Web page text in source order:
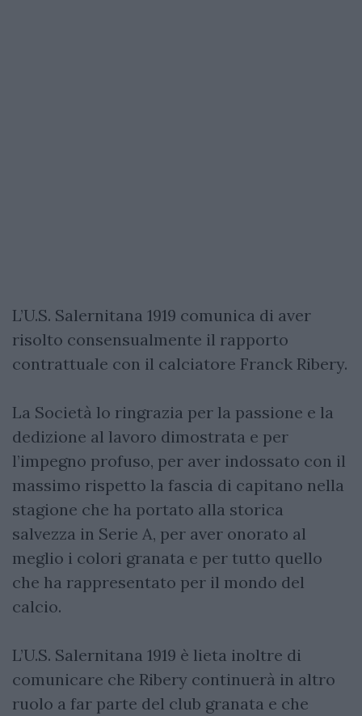
L’U.S. Salernitana 1919 comunica di aver
risolto consensualmente il rapporto
contrattuale con il calciatore Franck Ribery.
La Società lo ringrazia per la passione e la
dedizione al lavoro dimostrata e per
l’impegno profuso, per aver indossato con il
massimo rispetto la fascia di capitano nella
stagione che ha portato alla storica
salvezza in Serie A, per aver onorato al
meglio i colori granata e per tutto quello
che ha rappresentato per il mondo del
calcio.
L’U.S. Salernitana 1919 è lieta inoltre di
comunicare che Ribery continuerà in altro
ruolo a far parte del club granata e che